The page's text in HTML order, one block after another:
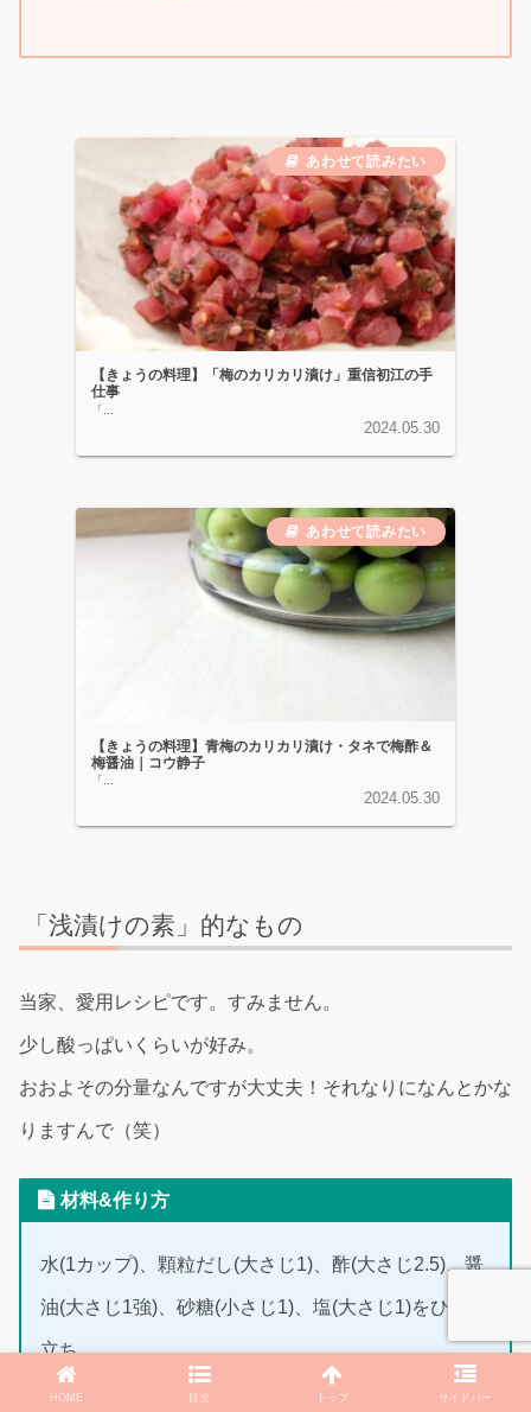
【きょうの料理】「梅のカリカリ漬け」重信初江の手
仕事
「...
2024.05.30
【きょうの料理】青梅のカリカリ漬け・タネで梅酢＆
梅醤油｜コウ静子
「...
2024.05.30
「浅漬けの素」的なもの
当家、愛用レシピです。すみません。
少し酸っぱいくらいが好み。
おおよその分量なんですが大丈夫！それなりになんとかな
りますんで（笑）
材料&作り方
水(1カップ)、顆粒だし(大さじ1)、酢(大さじ2.5)、醤
油(大さじ1強)、砂糖(小さじ1)、塩(大さじ1)をひと煮
立ち。
冷まして袋漬け。
HOME 目次 トップ サイドバー